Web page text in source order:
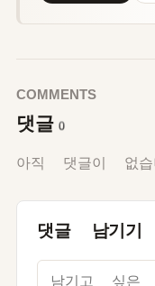
COMMENTS
댓글 0
아직 댓글이 없
댓글 남기기